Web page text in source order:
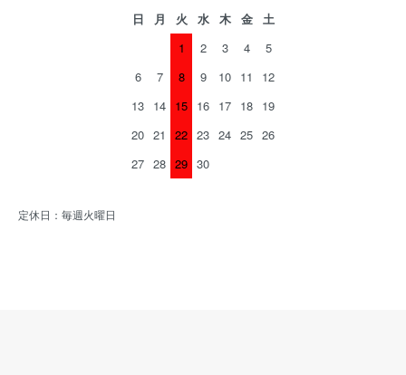
日 月 火 水 木 金
土
1
2 3 4
5
6
7 8 9 10 11
12
13 14 15 16 17 18 19
20 21 22 23 24 25 26
27 28 29 30
定休日：毎週火曜日